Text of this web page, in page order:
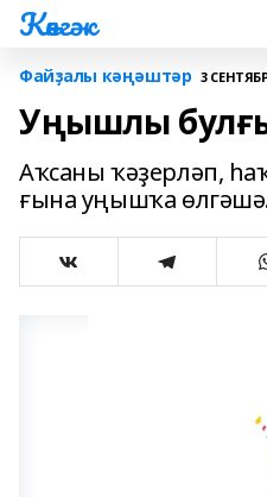
Көнгәк
Файҙалы кәңәштәр 3
Уңышлы
Аҡсаны ҡәҙерләп,
ғына уңышҡа